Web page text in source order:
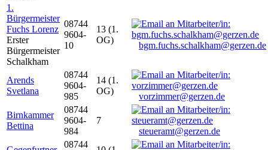
1.
Bürgermeister
Fuchs Lorenz
Erster
Bürgermeister
Schalkham
08744
9604-
10
13 (1.
OG)
bgm.fuchs.schalkham@gerzen.de
Arends
Svetlana
08744
9604-
985
14 (1.
OG)
vorzimmer@gerzen.de
Birnkammer
Bettina
08744
9604-
984
7
steueramt@gerzen.de
08744